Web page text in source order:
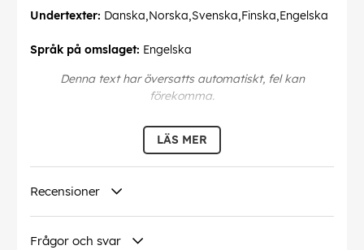
Undertexter: Danska,Norska,Svenska,Finska,Engelska
Språk på omslaget: Engelska
Denna text har översatts automatiskt, fel kan
förekomma.
5705643990514
LÄS MER
Recensioner
Frågor och svar